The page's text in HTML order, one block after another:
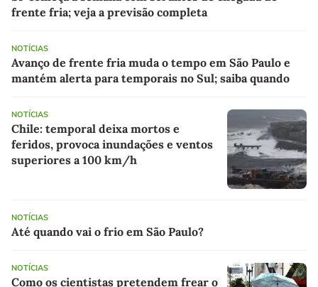
frente fria; veja a previsão completa
NOTÍCIAS
Avanço de frente fria muda o tempo em São Paulo e
mantém alerta para temporais no Sul; saiba quando
NOTÍCIAS
Chile: temporal deixa mortos e
feridos, provoca inundações e ventos
superiores a 100 km/h
NOTÍCIAS
Até quando vai o frio em São Paulo?
NOTÍCIAS
Como os cientistas pretendem frear o